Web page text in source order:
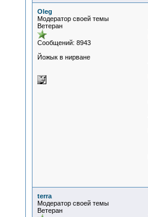
Oleg
Модератор своей темы
Ветеран
Сообщений: 8943
Йожык в нирване
terra
Модератор своей темы
Ветеран